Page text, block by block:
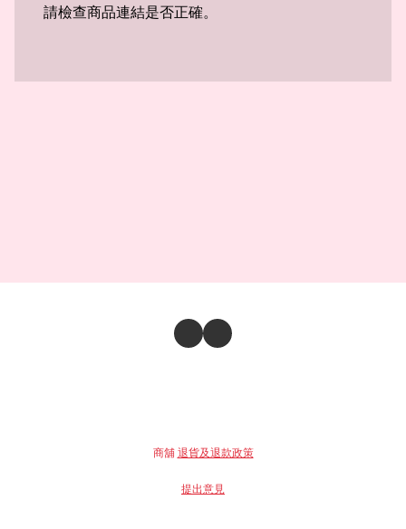
請檢查商品連結是否正確。
商舖 退貨及退款政策
提出意見